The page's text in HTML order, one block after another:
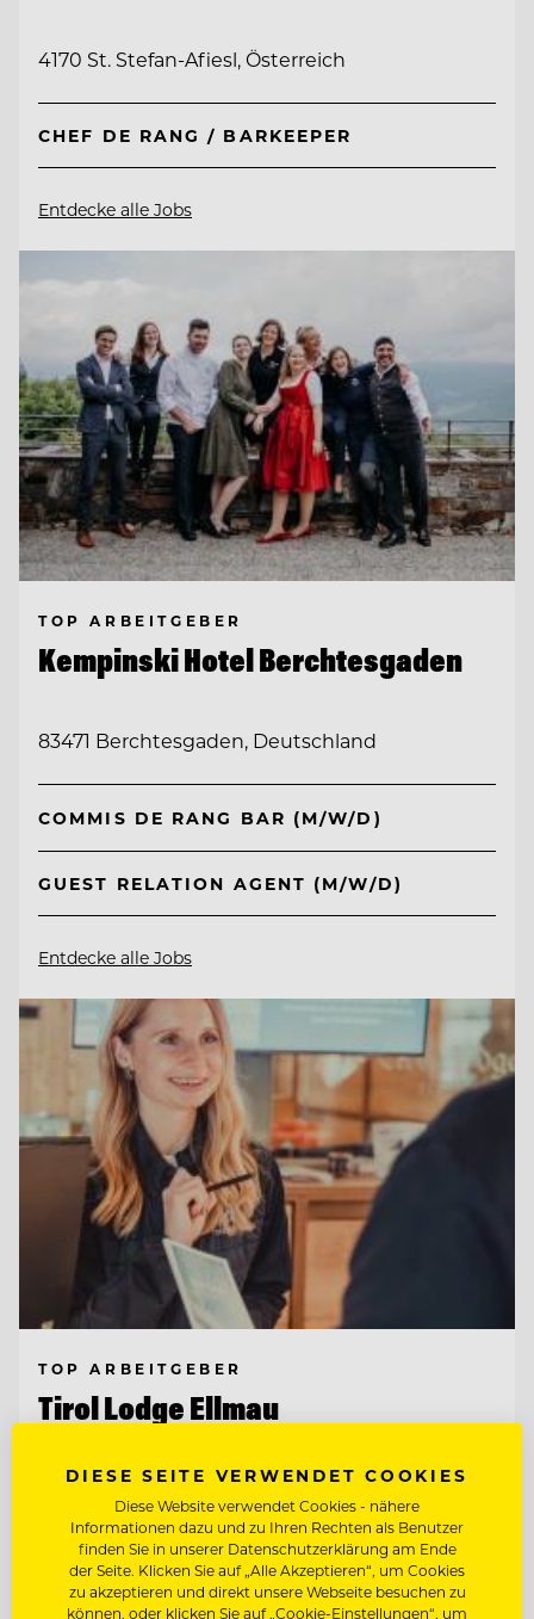
4170 St. Stefan-Afiesl, Österreich
CHEF DE RANG / BARKEEPER
Entdecke alle Jobs
TOP ARBEITGEBER
Kempinski Hotel Berchtesgaden
83471 Berchtesgaden, Deutschland
COMMIS DE RANG BAR (M/W/D)
GUEST RELATION AGENT (M/W/D)
Entdecke alle Jobs
TOP ARBEITGEBER
Tirol Lodge Ellmau
6352 Ellmau, Österreich
CHEF DE RANG
DIESE SEITE VERWENDET COOKIES
Diese Website verwendet Cookies - nähere
Informationen dazu und zu Ihren Rechten als Benutzer
finden Sie in unserer Datenschutzerklärung am Ende
der Seite. Klicken Sie auf „Alle Akzeptieren“, um Cookies
zu akzeptieren und direkt unsere Webseite besuchen zu
können, oder klicken Sie auf „Cookie-Einstellungen“, um